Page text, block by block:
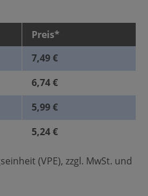
Preis*
7,49 €
6,74 €
5,99 €
5,24 €
(VPE), zzgl. MwSt. und